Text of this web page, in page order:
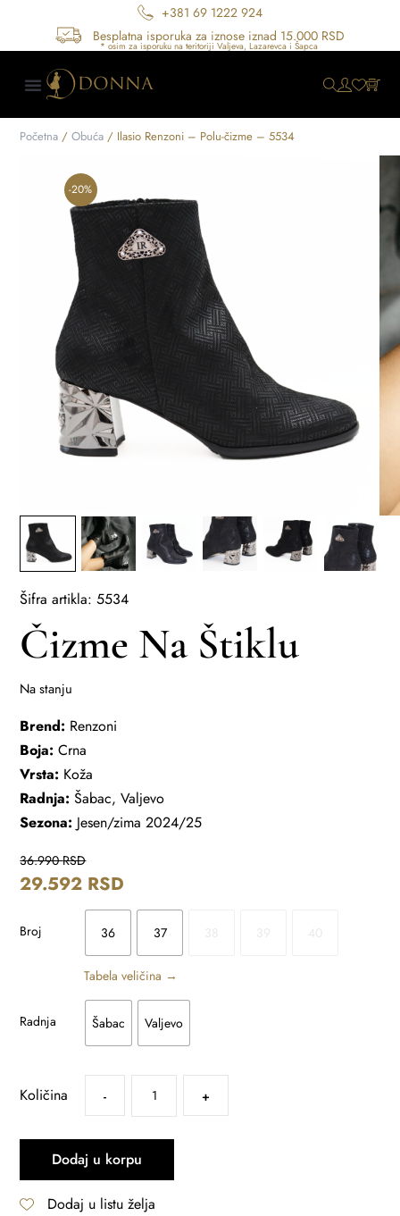
+381 69 1222 924
Besplatna isporuka za iznose iznad 15.000 RSD
Početna /Obuća / Ilasio Renzoni – Polu-čizme – 5534
-20%
Šifra artikla: 5534
Čizme Na Štiklu
Na stanju
Brend: Renzoni
Boja: Crna
Vrsta: Koža
Radnja: Šabac, Valjevo
Sezona: Jesen/zima 2024/25
36.990RSD
29.592 RSD
Broj 36 37
Tabela veličina →
Radnja Šabac Valjevo
Količina - +
Dodaj u korpu
Dodaj u listu želja